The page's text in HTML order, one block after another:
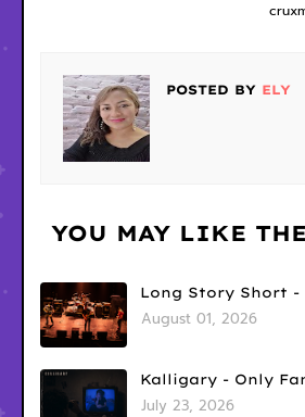
POSTED BY ELY
YOU MAY LIKE
Long Story Short -
August 01, 2026
Kalligary - Only
July 23, 2026